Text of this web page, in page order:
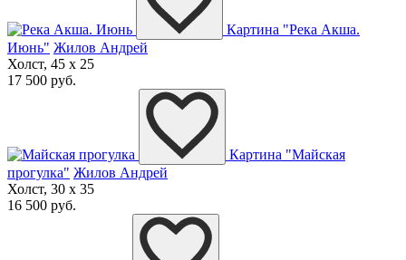
Картина "Река Акша.
Июнь" Жилов Андрей
Холст, 45 x 25
17 500 руб.
Картина "Майская
прогулка" Жилов Андрей
Холст, 30 x 35
16 500 руб.